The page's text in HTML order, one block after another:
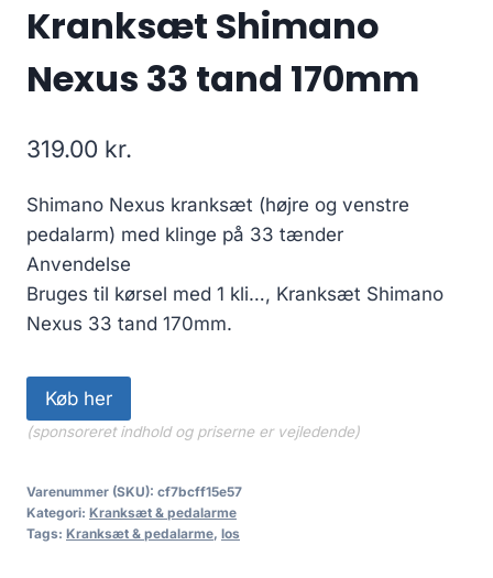
Kranksæt Shimano
Nexus 33 tand 170mm
319.00 kr.
Shimano Nexus kranksæt (højre og venstre
pedalarm) med klinge på 33 tænder
Anvendelse
Bruges til kørsel med 1 kli…, Kranksæt Shimano
Nexus 33 tand 170mm.
Køb her
(sponsoreret indhold og priserne er vejledende)
Varenummer (SKU): cf7bcff15e57
Kategori: Kranksæt & pedalarme
Tags: Kranksæt & pedalarme, los